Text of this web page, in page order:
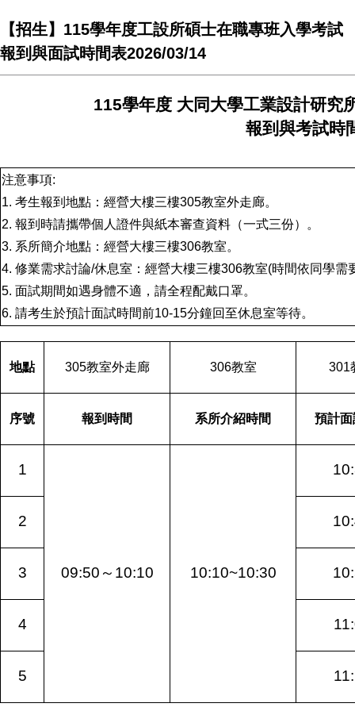
【招生】115學年度工設所碩士在職專班入學考試
報到與面試時間表2026/03/14
115學年度 大同大學工業設計研究
報到與考試時
注意事項:
1. 考生報到地點：經營大樓三樓305教室外走廊。
2. 報到時請攜帶個人證件與紙本審查資料（一式三份）。
3. 系所簡介地點：經營大樓三樓306教室。
4. 修業需求討論/休息室：經營大樓三樓306教室(時間依同學需
5. 面試期間如遇身體不適，請全程配戴口罩。
6. 請考生於預計面試時間前10-15分鐘回至休息室等待。
地點 305教室外走廊 306教室 301
序號 報到時間 系所介紹時間 預計
1
09:50 ～ 10:10 10:10~10:30
2
3
4
5